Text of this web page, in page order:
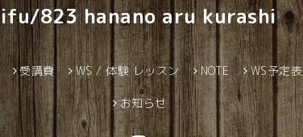
ifu/823 hanano aru kurashi
受講費 WS / 体験 レッスン NOTE WS予定表
お知らせ